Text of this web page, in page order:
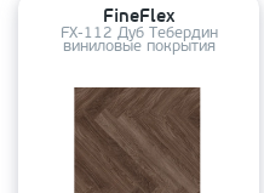
FineFlex
FX-112 Дуб Тебердин
виниловые покрытия